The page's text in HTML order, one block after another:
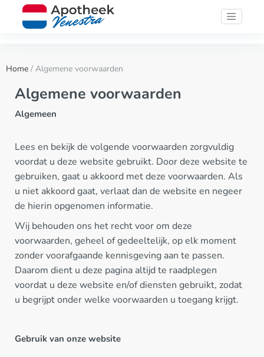
Home / Algemene voorwaarden
Algemene voorwaarden
Algemeen
Lees en bekijk de volgende voorwaarden zorgvuldig
voordat u deze website gebruikt. Door deze website te
gebruiken, gaat u akkoord met deze voorwaarden. Als
u niet akkoord gaat, verlaat dan de website en negeer
de hierin opgenomen informatie.
Wij behouden ons het recht voor om deze
voorwaarden, geheel of gedeeltelijk, op elk moment
zonder voorafgaande kennisgeving aan te passen.
Daarom dient u deze pagina altijd te raadplegen
voordat u deze website en/of diensten gebruikt, zodat
u begrijpt onder welke voorwaarden u toegang krijgt.
Gebruik van onze website